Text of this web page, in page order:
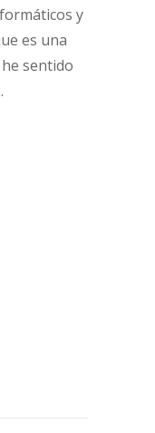
y
es una
sentido